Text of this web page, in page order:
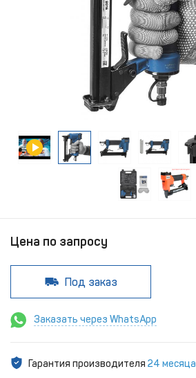
Цена по запросу
Под заказ
Заказать через WhatsApp
Гарантия производителя 24 месяца